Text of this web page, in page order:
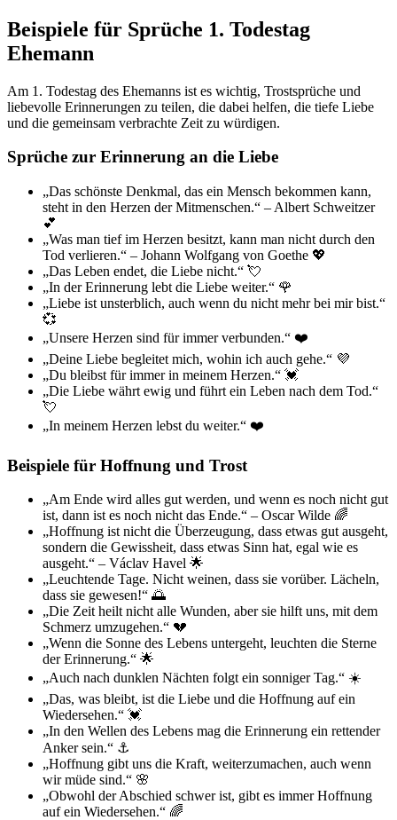
Beispiele für Sprüche 1. Todestag
Ehemann
Am 1. Todestag des Ehemanns ist es wichtig, Trostsprüche und
liebevolle Erinnerungen zu teilen, die dabei helfen, die tiefe Liebe
und die gemeinsam verbrachte Zeit zu würdigen.
Sprüche zur Erinnerung an die Liebe
„Das schönste Denkmal, das ein Mensch bekommen kann,
steht in den Herzen der Mitmenschen.“ – Albert Schweitzer
💕
„Was man tief im Herzen besitzt, kann man nicht durch den
Tod verlieren.“ – Johann Wolfgang von Goethe 💖
„Das Leben endet, die Liebe nicht.“ 💘
„In der Erinnerung lebt die Liebe weiter.“ 🌹
„Liebe ist unsterblich, auch wenn du nicht mehr bei mir bist.“
💞
„Unsere Herzen sind für immer verbunden.“ ❤️
„Deine Liebe begleitet mich, wohin ich auch gehe.“ 💜
„Du bleibst für immer in meinem Herzen.“ 💓
„Die Liebe währt ewig und führt ein Leben nach dem Tod.“
💘
„In meinem Herzen lebst du weiter.“ ❤️
Beispiele für Hoffnung und Trost
„Am Ende wird alles gut werden, und wenn es noch nicht gut
ist, dann ist es noch nicht das Ende.“ – Oscar Wilde 🌈
„Hoffnung ist nicht die Überzeugung, dass etwas gut ausgeht,
sondern die Gewissheit, dass etwas Sinn hat, egal wie es
ausgeht.“ – Václav Havel 🌟
„Leuchtende Tage. Nicht weinen, dass sie vorüber. Lächeln,
dass sie gewesen!“ 🌅
„Die Zeit heilt nicht alle Wunden, aber sie hilft uns, mit dem
Schmerz umzugehen.“ 💔
„Wenn die Sonne des Lebens untergeht, leuchten die Sterne
der Erinnerung.“ 🌟
„Auch nach dunklen Nächten folgt ein sonniger Tag.“ ☀️
„Das, was bleibt, ist die Liebe und die Hoffnung auf ein
Wiedersehen.“ 💓
„In den Wellen des Lebens mag die Erinnerung ein rettender
Anker sein.“ ⚓
„Hoffnung gibt uns die Kraft, weiterzumachen, auch wenn
wir müde sind.“ 🌸
„Obwohl der Abschied schwer ist, gibt es immer Hoffnung
auf ein Wiedersehen.“ 🌈